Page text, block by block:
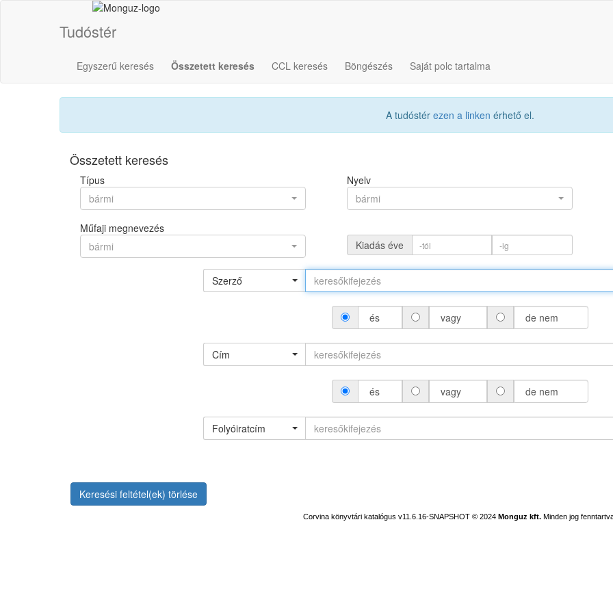
Tudóstér
Egyszerű keresés Összetett keresés CCL keresés Böngészés Saját polc tartalma
A tudóstér ezen a linken érhető el.
Összetett keresés
Típus
bármi
Nyelv
bármi
Műfaji megnevezés
bármi
Kiadás éve
Szerző
és vagy de nem
Cím
és vagy de nem
Folyóiratcím
Keresési feltétel(ek) törlése
Corvina könyvtári katalógus v11.6.16-SNAPSHOT © 2024 Monguz kft. Minden jog